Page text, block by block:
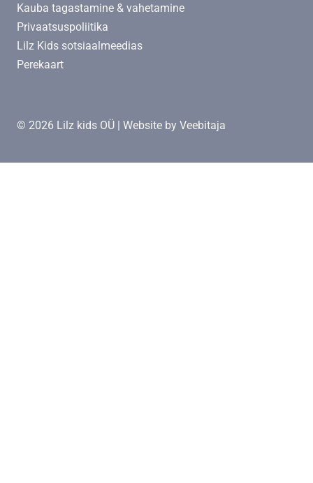
Kauba tagastamine & vahetamine
Privaatsuspoliitika
Lilz Kids sotsiaalmeedias
Perekaart
© 2026 Lilz kids OÜ | Website by Veebitaja